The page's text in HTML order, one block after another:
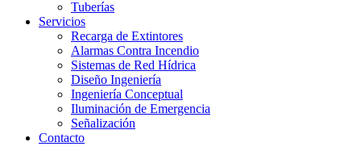
Tuberías
Servicios
Recarga de Extintores
Alarmas Contra Incendio
Sistemas de Red Hídrica
Diseño Ingeniería
Ingeniería Conceptual
Iluminación de Emergencia
Señalización
Contacto